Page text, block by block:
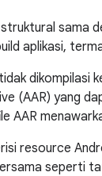
sama
aplikasi,
dikompilasi
(AAR) yang
AAR
resource
seperti